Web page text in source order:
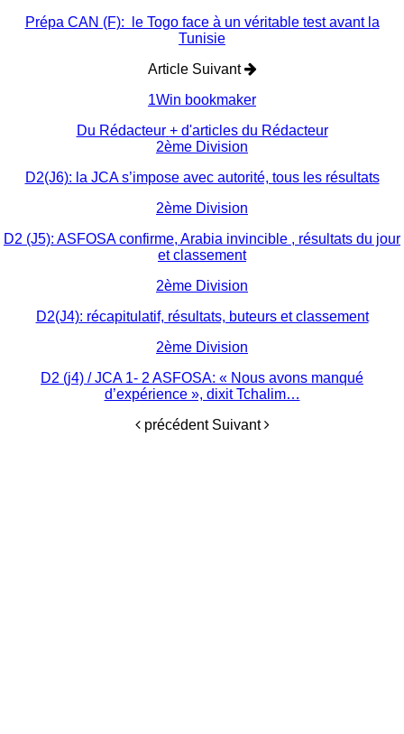
Prépa CAN (F): le Togo face à un véritable test avant la
Tunisie
Article Suivant
1Win bookmaker
Du Rédacteur + d'articles du Rédacteur
2ème Division
D2(J6): la JCA s’impose avec autorité, tous les résultats
2ème Division
D2 (J5): ASFOSA confirme, Arabia invincible , résultats du jour
et classement
2ème Division
D2(J4): récapitulatif, résultats, buteurs et classement
2ème Division
D2 (j4) / JCA 1- 2 ASFOSA: « Nous avons manqué
d’expérience », dixit Tchalim…
précédent Suivant